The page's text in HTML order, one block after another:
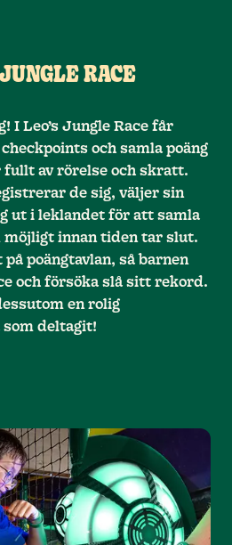
RACE
I Leo’s Jungle Race får
och samla poäng
av rörelse och skratt.
de sig, väljer sin
ut i leklandet för att samla
möjligt innan tiden tar slut.
poängtavlan, så barnen
och försöka slå sitt rekord.
en rolig
deltagit!